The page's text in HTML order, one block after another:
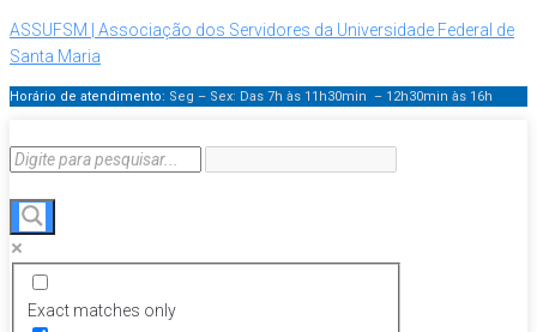
ASSUFSM | Associação dos Servidores da Universidade Federal de
Santa Maria
Horário de atendimento: Seg – Sex: Das 7h às 11h30min – 12h30min às 16h
Exact matches only